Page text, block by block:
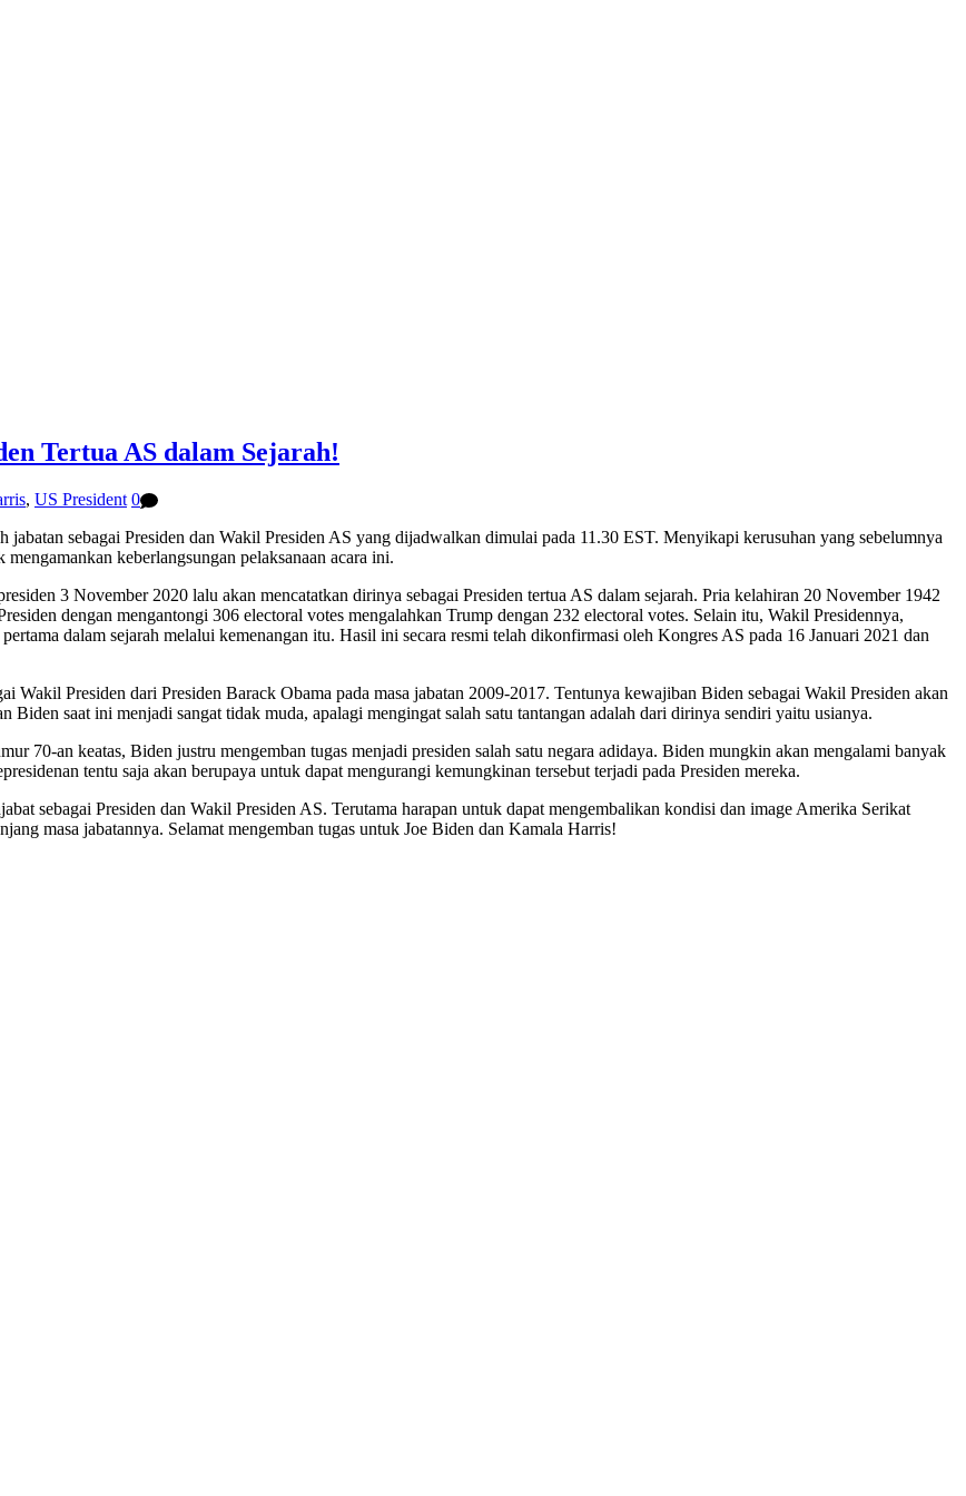
Tertua AS dalam Sejarah!
, US President 0
sebagai Presiden dan Wakil Presiden AS yang dijadwalkan dimulai pada 11.30 EST. Menyikapi kerusuhan yang sebelumnya
keberlangsungan pelaksanaan acara ini.
3 November 2020 lalu akan mencatatkan dirinya sebagai Presiden tertua AS dalam sejarah. Pria kelahiran 20 November 1942
dengan mengantongi 306 electoral votes mengalahkan Trump dengan 232 electoral votes. Selain itu, Wakil Presidennya,
dalam sejarah melalui kemenangan itu. Hasil ini secara resmi telah dikonfirmasi oleh Kongres AS pada 16 Januari 2021 dan
Wakil Presiden dari Presiden Barack Obama pada masa jabatan 2009-2017. Tentunya kewajiban Biden sebagai Wakil Presiden akan
Biden saat ini menjadi sangat tidak muda, apalagi mengingat salah satu tantangan adalah dari dirinya sendiri yaitu usianya.
70-an keatas, Biden justru mengemban tugas menjadi presiden salah satu negara adidaya. Biden mungkin akan mengalami banyak
tentu saja akan berupaya untuk dapat mengurangi kemungkinan tersebut terjadi pada Presiden mereka.
sebagai Presiden dan Wakil Presiden AS. Terutama harapan untuk dapat mengembalikan kondisi dan image Amerika Serikat
masa jabatannya. Selamat mengemban tugas untuk Joe Biden dan Kamala Harris!